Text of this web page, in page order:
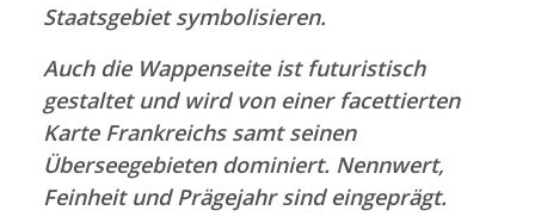
Staatsgebiet symbolisieren.
Auch die Wappenseite ist futuristisch
gestaltet und wird von einer facettierten
Karte Frankreichs samt seinen
Überseegebieten dominiert. Nennwert,
Feinheit und Prägejahr sind eingeprägt.